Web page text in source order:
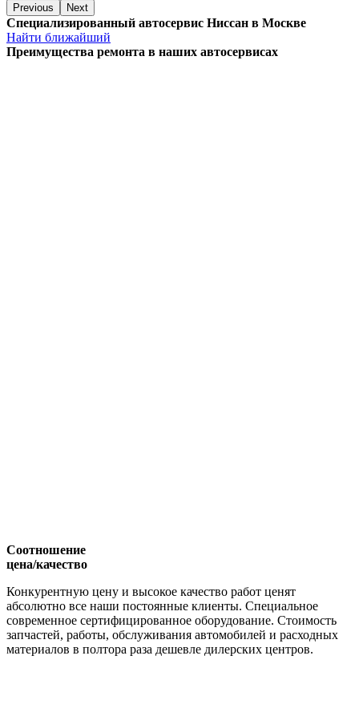
Previous Next
Специализированный автосервис Ниссан в Москве
Найти ближайший
Преимущества ремонта в наших автосервисах
Соотношение
цена/качество
Конкурентную цену и высокое качество работ ценят
абсолютно все наши постоянные клиенты. Специальное
современное сертифицированное оборудование. Стоимость
запчастей, работы, обслуживания автомобилей и расходных
материалов в полтора раза дешевле дилерских центров.